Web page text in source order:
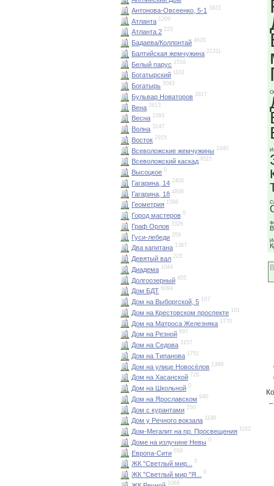
Антонова-Овсеенко, 5-1 3922
Атланта 1209
Атланта 2 223
Бадаева/Коллонтай 4620
Балтийская жемчужина 21311
Белый парус 1516
Богатырский 1102
Богатырь 5043
Бульвар Новаторов 2817
Вена 2813
Весна 1093
Волна 3247
Восток 2915
Всеволожские жемчужины 1940
Всеволожский каскад 9115
Высоцкое 0
Гагарина, 14 2400
Гагарина, 18 4806
Геометрия 1566
Город мастеров 0
Граф Орлов 3326
Гуси-лебеди 359
Два капитана 1387
Девятый вал 223
Диадема 1044
Долгоозерный 455
Дом БДТ 6094
Дом на Выборгской, 5 107
Дом на Крестовском проспекте 101
Дом на Матроса Железняка 1770
Дом на Резной 697
Дом на Седова 3157
Дом на Типанова 1751
Дом на улице Новосёлов 1399
Дом на Хасанской 726
Дом на Школьной 0
Дом на Ярославском 940
Дом с курантами 250
Дом у Речного вокзала 1196
Дом-Мегалит на пр. Просвещения 1162
Доме на излучине Невы 0
Европа-Сити 659
ЖК "Светлый мир... 0
ЖК "Светлый мир "Я... 0
1068
*
←